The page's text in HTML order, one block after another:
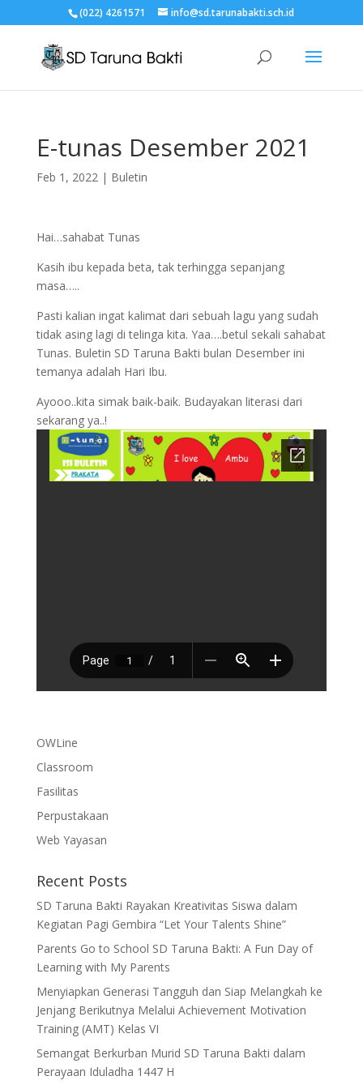
(022) 4261571 info@sd.tarunabakti.sch.id
E-tunas Desember 2021
Feb 1, 2022| Buletin
Hai…sahabat Tunas
Kasih ibu kepada beta, tak terhingga sepanjang
masa…..
Pasti kalian ingat kalimat dari sebuah lagu yang sudah
tidak asing lagi di telinga kita. Yaa….betul sekali sahabat
Tunas. Buletin SD Taruna Bakti bulan Desember ini
temanya adalah Hari Ibu.
Ayooo..kita simak baik-baik. Budayakan literasi dari
sekarang ya..!
OWLine
Classroom
Fasilitas
Perpustakaan
Web Yayasan
Recent Posts
SD Taruna Bakti Rayakan Kreativitas Siswa dalam
Kegiatan Pagi Gembira “Let Your Talents Shine”
Parents Go to School SD Taruna Bakti: A Fun Day of
Learning with My Parents
Menyiapkan Generasi Tangguh dan Siap Melangkah ke
Jenjang Berikutnya Melalui Achievement Motivation
Training (AMT) Kelas VI
Semangat Berkurban Murid SD Taruna Bakti dalam
Perayaan Iduladha 1447 H